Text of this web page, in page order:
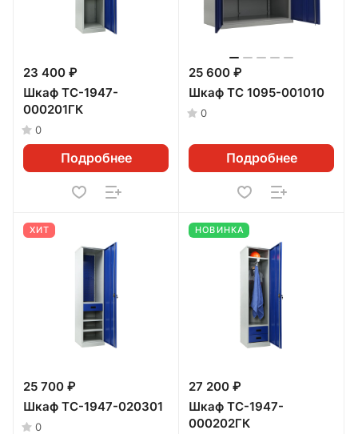
23 400 ₽
Шкаф TC-1947-
000201ГК
0
Подробнее
25 600 ₽
Шкаф ТС 1095-001010
0
Подробнее
ХИТ
25 700 ₽
Шкаф TC-1947-020301
0
НОВИНКА
27 200 ₽
Шкаф TC-1947-
000202ГК